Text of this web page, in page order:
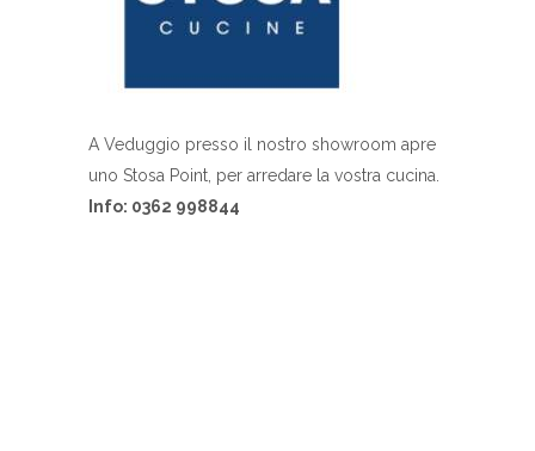
A Veduggio presso il nostro showroom apre
uno Stosa Point, per arredare la vostra cucina.
Info: 0362 998844